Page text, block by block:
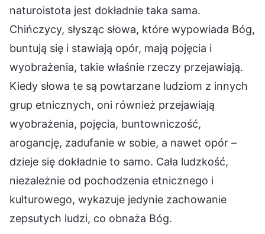
naturoistota jest dokładnie taka sama.
Chińczycy, słysząc słowa, które wypowiada Bóg,
buntują się i stawiają opór, mają pojęcia i
wyobrażenia, takie właśnie rzeczy przejawiają.
Kiedy słowa te są powtarzane ludziom z innych
grup etnicznych, oni również przejawiają
wyobrażenia, pojęcia, buntowniczość,
arogancję, zadufanie w sobie, a nawet opór –
dzieje się dokładnie to samo. Cała ludzkość,
niezależnie od pochodzenia etnicznego i
kulturowego, wykazuje jedynie zachowanie
zepsutych ludzi, co obnaża Bóg.